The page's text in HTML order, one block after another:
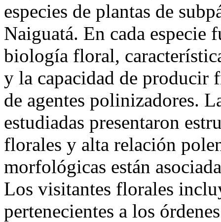
especies de plantas de
Naiguatá. En cada especie
biología floral,
y la capacidad de producir
de agentes polinizadores.
estudiadas presentaron
florales y alta relación
morfológicas están
Los visitantes florales
pertenecientes a los